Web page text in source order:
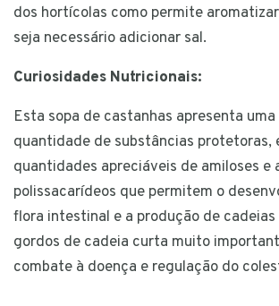
dos hortícolas como permite
seja necessário adicionar sal.
Curiosidades Nutricionais:
Esta sopa de castanhas apresenta
quantidade de substâncias protetoras,
quantidades apreciáveis de amiloses e
polissacarídeos que permitem o
flora intestinal e a produção de cadeias
gordos de cadeia curta muito
combate à doença e regulação do